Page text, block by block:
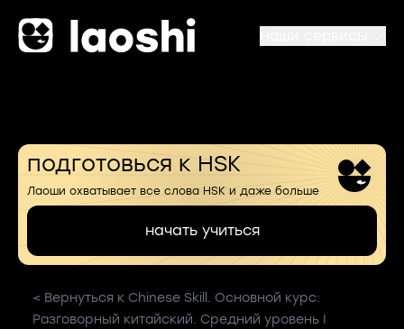
подготовься к HSK
Лаоши охватывает все слова HSK и даже больше
начать учиться
< Вернуться к Chinese Skill. Основной курс:
Разговорный китайский. Средний уровень I